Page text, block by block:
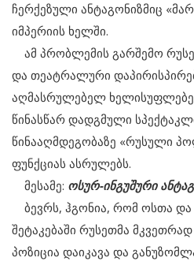
ჩერქეზული ანტაგონიზმიც
იმპერიის ხელში.
ამ პრობლემის გარშემო
და თეატრალური
აღმასრულებელ
წინასწარ დადგმული
წინააღმდეგობაზე «რუსული
ფუნქციას ასრულებს.
მესამე: ოსურ-ინგუშური
ბევრს, ჰგონია, რომ ოსთა და
შეტაკებაში რუსეთმა
პოზიცია დაიკავა და